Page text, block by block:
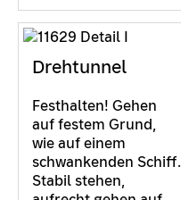
Drehtunnel
Festhalten! Gehen
auf festem Grund,
wie auf einem
schwankenden Schiff.
Stabil stehen,